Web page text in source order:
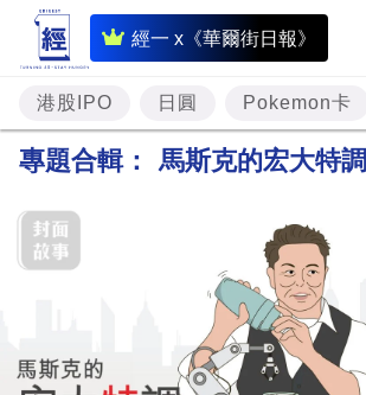
經一 x《華爾街日報》
即
時
財
經
市
港股IPO 日圓 Pokemon卡
專題合輯： 馬斯克的宏大特調